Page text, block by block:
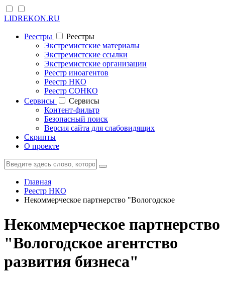
LIDREKON.RU
Реестры
Реестры
Экстремистские материалы
Экстремистские ссылки
Экстремистские организации
Реестр иноагентов
Реестр НКО
Реестр СОНКО
Cервисы
Cервисы
Контент-фильтр
Безопасный поиск
Версия сайта для слабовидящих
Скрипты
О проекте
Главная
Реестр НКО
Некоммерческое партнерство "Вологодское
Некоммерческое партнерство
"Вологодское агентство
развития бизнеса"